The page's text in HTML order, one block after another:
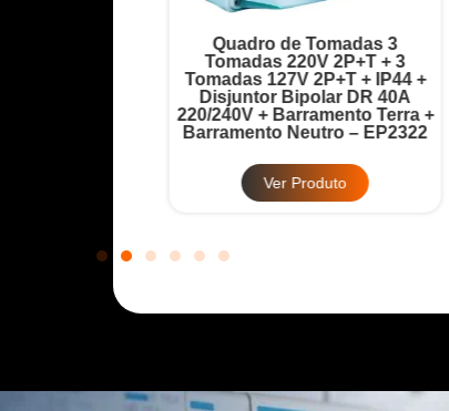
Quadro de Tomadas 3
Tomadas 220V 2P+T + 3
Tomadas 127V 2P+T + IP44 +
Disjuntor Bipolar DR 40A
220/240V + Barramento Terra +
Barramento Neutro – EP2322
Ver Produto